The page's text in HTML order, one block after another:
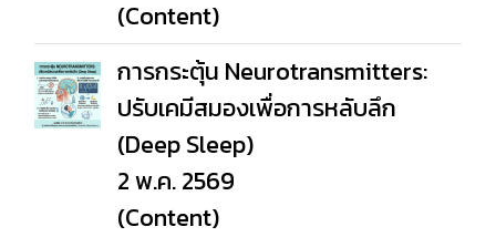
(Content)
การกระตุ้น Neurotransmitters:
ปรับเคมีสมองเพื่อการหลับลึก
(Deep Sleep)
2 พ.ค. 2569
(Content)